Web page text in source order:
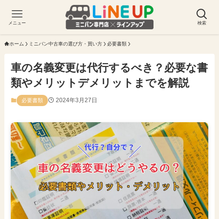
検索
メニュー
ホーム ミニバン中古車の選び方・買い方 必要書類
車の名義変更は代行するべき？必要な書
類やメリットデメリットまでを解説
必要書類 2024年3月27日